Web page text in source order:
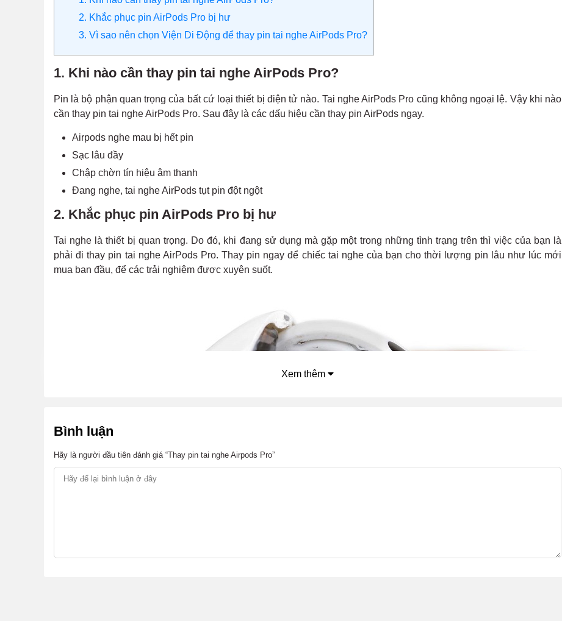
2. Khắc phục pin AirPods Pro bị hư
3. Vì sao nên chọn Viện Di Động để thay pin tai nghe AirPods Pro?
1. Khi nào cần thay pin tai nghe AirPods Pro?
Pin là bộ phận quan trọng của bất cứ loại thiết bị điện tử nào. Tai nghe AirPods Pro cũng không ngoại lệ. Vậy khi nào
cần thay pin tai nghe AirPods Pro. Sau đây là các dấu hiệu cần thay pin AirPods ngay.
Airpods nghe mau bị hết pin
Sạc lâu đầy
Chập chờn tín hiệu âm thanh
Đang nghe, tai nghe AirPods tụt pin đột ngột
2. Khắc phục pin AirPods Pro bị hư
Tai nghe là thiết bị quan trọng. Do đó, khi đang sử dụng mà gặp một trong những tình trạng trên thì việc của bạn là
phải đi thay pin tai nghe AirPods Pro. Thay pin ngay để chiếc tai nghe của bạn cho thời lượng pin lâu như lúc mới
mua ban đầu, để các trải nghiệm được xuyên suốt.
Xem thêm
Bình luận
Hãy là người đầu tiên đánh giá “Thay pin tai nghe Airpods Pro”